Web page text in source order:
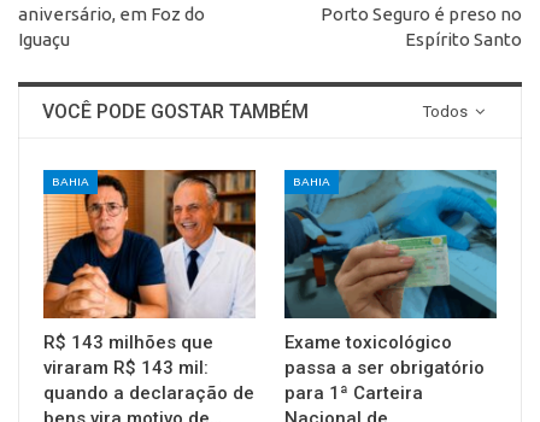
aniversário, em Foz do
Iguaçu
Porto Seguro é preso no
Espírito Santo
Todos
VOCÊ PODE GOSTAR TAMBÉM
BAHIA
R$ 143 milhões que
viraram R$ 143 mil:
quando a declaração de
BAHIA
Exame toxicológico
passa a ser obrigatório
para 1ª Carteira